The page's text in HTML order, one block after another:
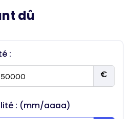
dû
:
: (mm/aaaa)